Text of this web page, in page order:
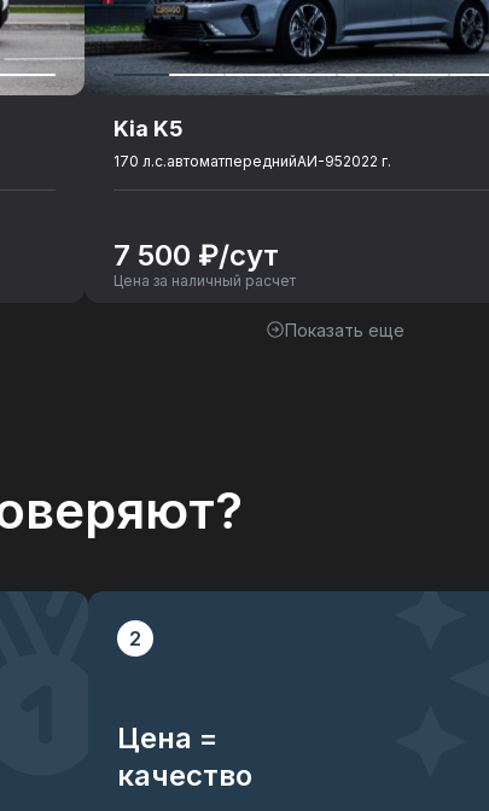
Kia K5
170 л.с.автоматпереднийАИ-952022 г.
7 500 ₽/сут
Цена за наличный расчет
Показать еще
2
Цена =
качество